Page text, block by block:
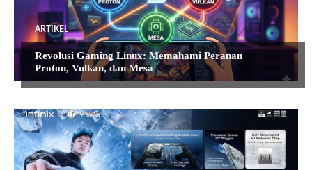
ARTIKEL
Revolusi Gaming Linux: Memahami Peranan
Proton, Vulkan, dan Mesa